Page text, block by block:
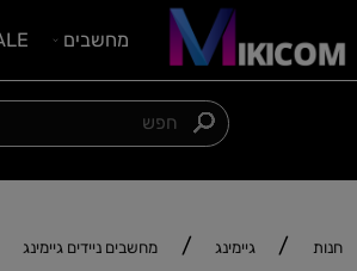
מגוון מוצרים במחיר משתלם
מחשבים SALE
/ גיימינג / מחשבים ניידים גיימינג